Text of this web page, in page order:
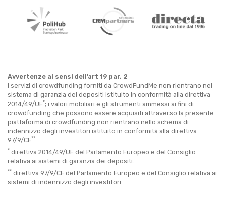
Avvertenze ai sensi dell’art 19 par. 2
I servizi di crowdfunding forniti da CrowdFundMe non rientrano nel
sistema di garanzia dei depositi istituito in conformità alla direttiva
2014/49/UE*; i valori mobiliari e gli strumenti ammessi ai fini di
crowdfunding che possono essere acquisiti attraverso la presente
piattaforma di crowdfunding non rientrano nello schema di
indennizzo degli investitori istituito in conformità alla direttiva
97/9/CE**
* direttiva 2014/49/UE del Parlamento Europeo e del Consiglio
relativa ai sistemi di garanzia dei depositi.
** direttiva 97/9/CE del Parlamento Europeo e del Consiglio relativa ai
sistemi di indennizzo degli investitori.